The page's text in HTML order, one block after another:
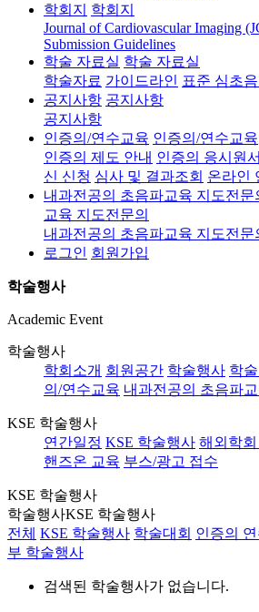
학회지
학회지
Journal of Cardiovascular Imaging
Submission Guidelines
학술 자료실 학술 자료실
학술자료 가이드라인 표준 심초
공지사항 공지사항
공지사항
인증의/연수교육 인증의/연수교육
인증의 제도 안내 인증의 응시원
신 신청 심사 및 결과조회 온라인
내과전공의 초음파교육 지도전문
교육 지도전문의
내과전공의 초음파교육 지도전문
로그인 회원가입
학술행사
Academic Event
학술행사
학회소개 회원공간 학술행사 학
의/연수교육 내과전공의 초음파
KSE 학술행사
연간일정 KSE 학술행사 해외학
핸즈온 교육 부스/광고 접수
KSE 학술행사
학술행사KSE 학술행사
전체 KSE 학술행사 학술대회 인증의
부 학술행사
검색된 학술행사가 없습니다.